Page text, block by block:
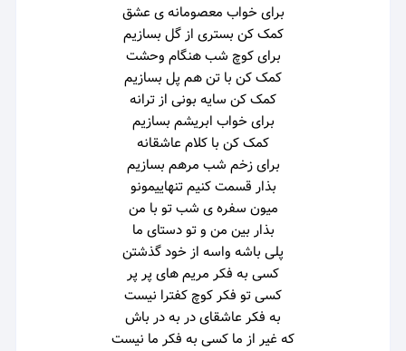
برای خواب معصومانه ی عشق
کمک کن بستری از گل بسازیم
برای کوچ شب هنگام وحشت
کمک کن با تن هم پل بسازیم
کمک کن سایه بونی از ترانه
برای خواب ابریشم بسازیم
کمک کن با کلام عاشقانه
برای زخم شب مرهم بسازیم
بذار قسمت کنیم تنهاییمونو
میون سفره ی شب تو با من
بذار بین من و تو دستای ما
پلی باشه واسه از خود گذشتن
کسی به فکر مریم های پر پر
کسی تو فکر کوچ کفترا نیست
به فکر عاشقای در به در باش
که غیر از ما کسی به فکر ما نیست